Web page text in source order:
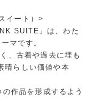
イート）>
SUITE」は、わた
マです。
、古着や過去に埋も
晴らしい価値や本
作品を形成するよう